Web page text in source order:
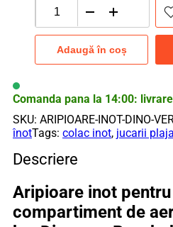
Cantitate
Aripioare
compartiment
de
aer
dublu,
-
kg,
Model
Dinozaur,
Adaugă în coș
Comanda pana la 14:00:
SKU: ARIPIOARE-INOT-DINO-
înotTags: colac inot, jucarii plaja
Descriere
Aripioare inot
compartiment de